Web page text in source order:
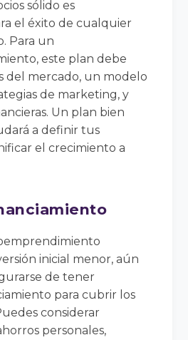
sólido es
el éxito de cualquier
Para un
este plan debe
del mercado, un modelo
de marketing, y
Un plan bien
a definir tus
el crecimiento a
inicial menor, aún
de tener
para cubrir los
considerar
personales,